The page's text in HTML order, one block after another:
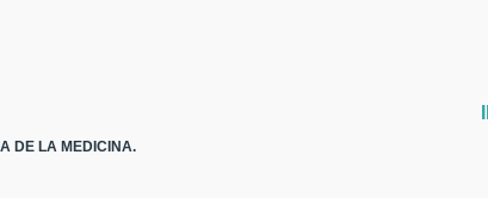
DE LA MEDICINA.